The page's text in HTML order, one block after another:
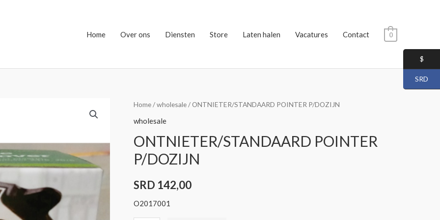
Home Over ons Diensten Store Laten halen Vacatures Contact 0
Home/wholesale/ ONTNIETER/STANDAARD POINTER P/DOZIJN
wholesale
ONTNIETER/STANDAARD POINTER
P/DOZIJN
SRD 142,00
O2017001
ONTNIETER/STANDAARD
POINTER
quantity
$
SRD